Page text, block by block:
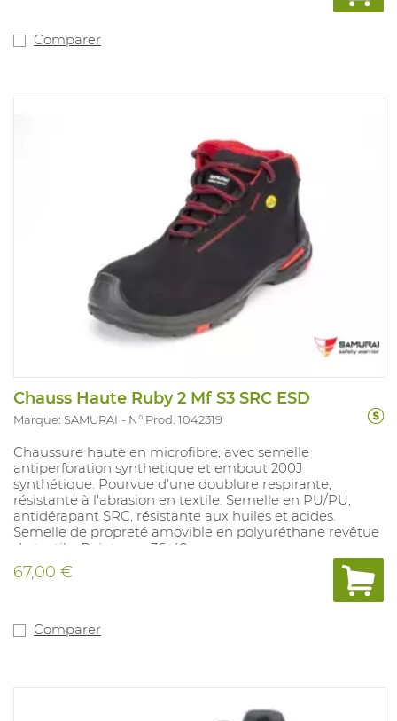
Comparer
Chauss Haute Ruby 2 Mf S3 SRC ESD
Marque: SAMURAI N° Prod. 1042319
Chaussure haute en microfibre, avec semelle
antiperforation synthetique et embout 200J
synthétique. Pourvue d'une doublure respirante,
résistante à l'abrasion en textile. Semelle en PU/PU,
antidérapant SRC, résistante aux huiles et acides.
Semelle de propreté amovible en polyuréthane revêtue
de textile. Pointures: 36-49.
67,00 €
Comparer